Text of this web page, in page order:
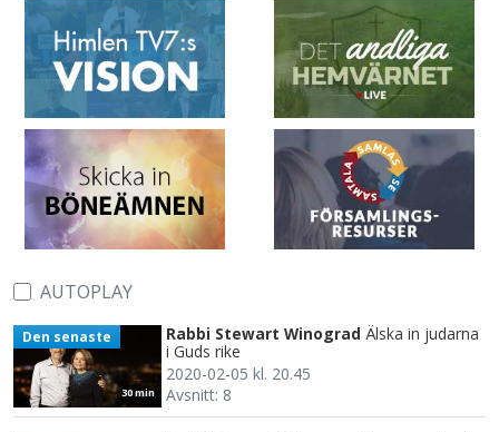
AUTOPLAY
30 min
Den senaste Rabbi Stewart Winograd Älska in judarna
i Guds rike
2020-02-05 kl. 20.45
Avsnitt: 8